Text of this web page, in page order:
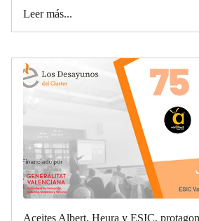
Leer más...
Aceites Albert, Heura y ESIC,